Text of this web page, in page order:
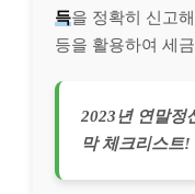
득을 정확히 신고
등을 활용하여 세
2023년 연말정
막 체크리스트!